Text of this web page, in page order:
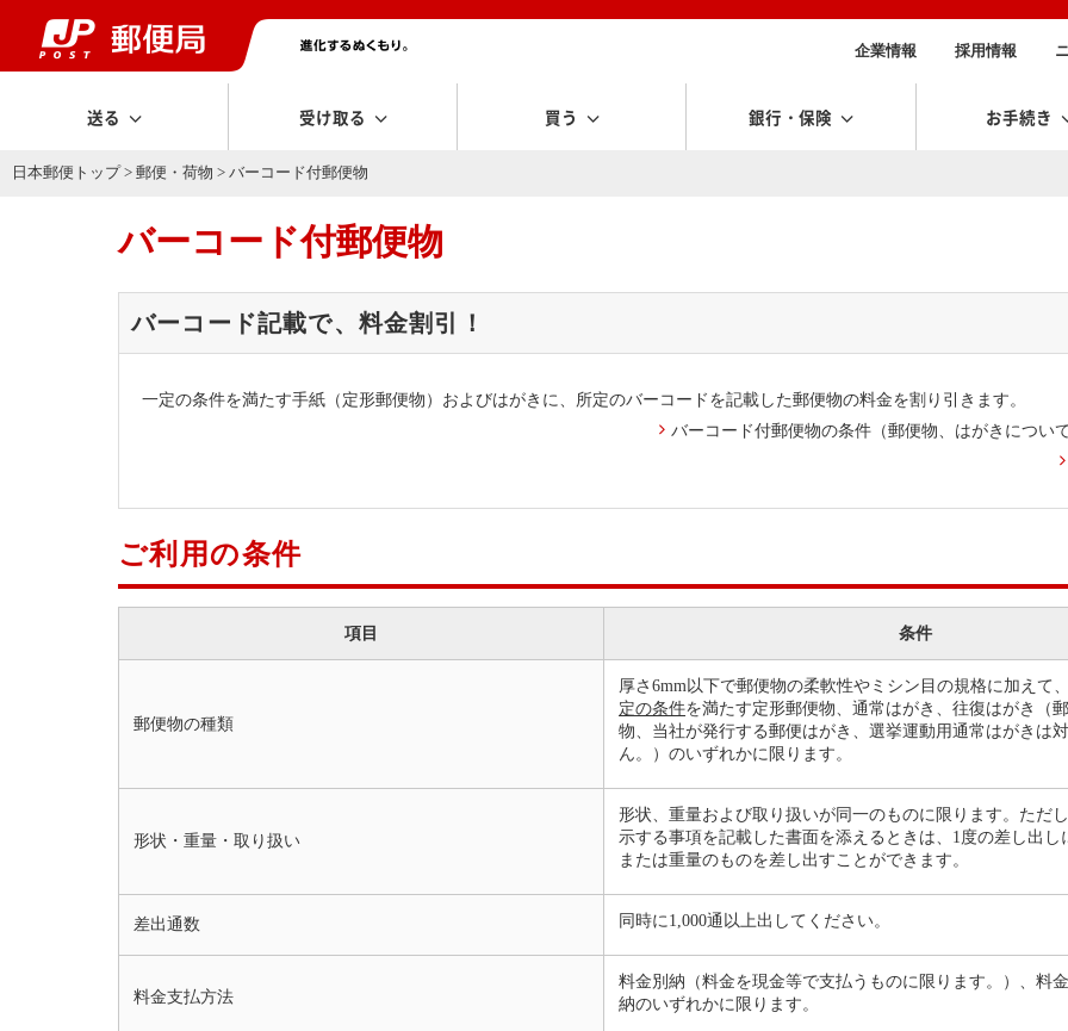
企業情報 採用情報
送る 受け取る 買う 銀行・保険 お手続き
日本郵便トップ>郵便・荷物 > バーコード付郵便物
バーコード付郵便物
バーコード記載で、料金割引！
一定の条件を満たす手紙（定形郵便物）およびはがきに、所定のバーコードを記載した郵便物の料金を割り引きます。
バーコード付郵便物の条件（郵便物、はがきについ
ご利用の条件
項目 条件
郵便物の種類
厚さ6mm以下で郵便物の柔軟性やミシン目の規格に加えて
定の条件を満たす定形郵便物、通常はがき、往復はがき（
物、当社が発行する郵便はがき、選挙運動用通常はがきは
ん。）のいずれかに限ります。
形状・重量・取り扱い
形状、重量および取り扱いが同一のものに限ります。ただ
示する事項を記載した書面を添えるときは、1度の差し出し
または重量のものを差し出すことができます。
差出通数 同時に1,000通以上出してください。
料金支払方法
料金別納（料金を現金等で支払うものに限ります。）、料
納のいずれかに限ります。